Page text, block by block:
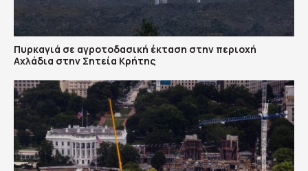
Πυρκαγιά σε αγροτοδασική έκταση στην περιοχή
Αχλάδια στην Σητεία Κρήτης